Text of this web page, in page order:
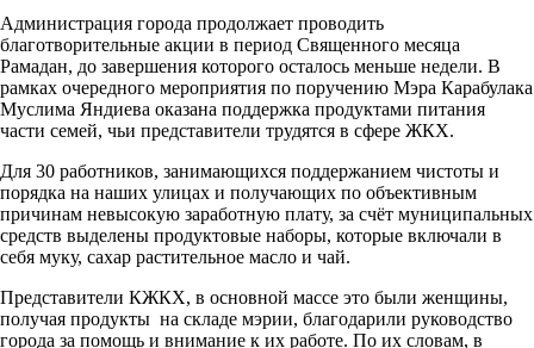
Администрация города продолжает проводить
благотворительные акции в период Священного месяца
Рамадан, до завершения которого осталось меньше недели. В
рамках очередного мероприятия по поручению Мэра Карабулака
Муслима Яндиева оказана поддержка продуктами питания
части семей, чьи представители трудятся в сфере ЖКХ.
Для 30 работников, занимающихся поддержанием чистоты и
порядка на наших улицах и получающих по объективным
причинам невысокую заработную плату, за счёт муниципальных
средств выделены продуктовые наборы, которые включали в
себя муку, сахар растительное масло и чай.
Представители КЖКХ, в основной массе это были женщины,
получая продукты на складе мэрии, благодарили руководство
города за помощь и внимание к их работе. По их словам, в